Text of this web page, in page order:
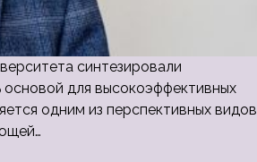
синтезировали
для высокоэффективных
одним из перспективных видов